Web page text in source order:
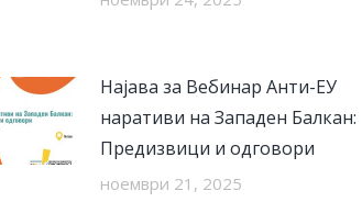
Најава за Вебинар Анти-ЕУ
наративи на Западен Балкан:
Предизвици и одговори
ноември 21, 2025